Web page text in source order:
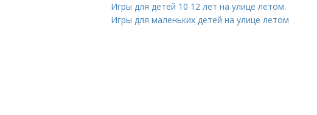
Игры для детей 10 12 лет на улице летом.
Игры для маленьких детей на улице летом